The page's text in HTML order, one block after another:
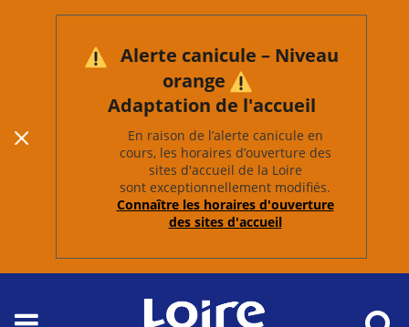
Alerte canicule – Niveau
orange
Adaptation de l'accueil
En raison de l’alerte canicule en
cours, les horaires d’ouverture des
sites d'accueil de la Loire
sont exceptionnellement modifiés.
Connaître les horaires d'ouverture
des sites d'accueil